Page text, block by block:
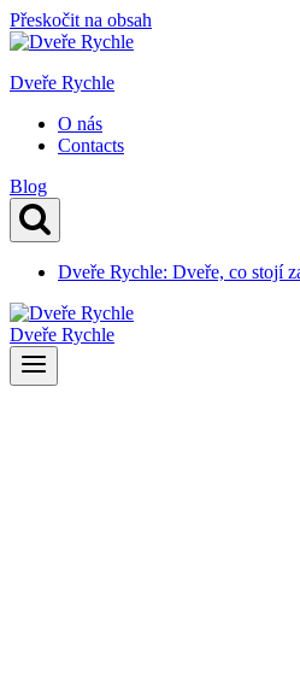
Přeskočit na obsah
Dveře Rychle
O nás
Contacts
Blog
Dveře Rychle: Dveře, co stojí
Dveře Rychle